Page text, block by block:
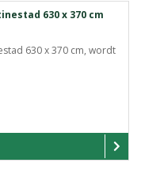
630 x 370 cm
630 x 370 cm, wordt